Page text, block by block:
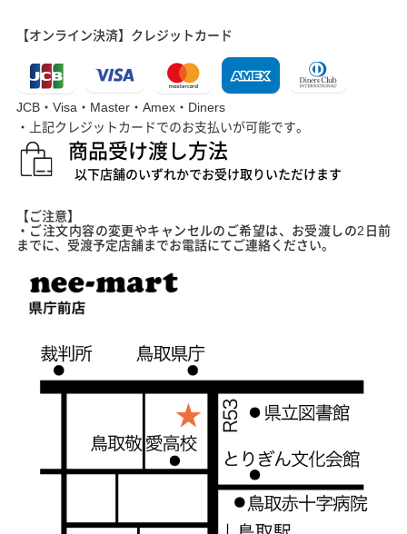
【オンライン決済】クレジットカード
JCB・Visa・Master・Amex・Diners
・上記クレジットカードでのお支払いが可能です。
商品受け渡し方法
以下店舗のいずれかでお受け取りいただけます
【ご注意】
・ご注文内容の変更やキャンセルのご希望は、お受渡しの2日前
までに、受渡予定店舗までお電話にてご連絡ください。